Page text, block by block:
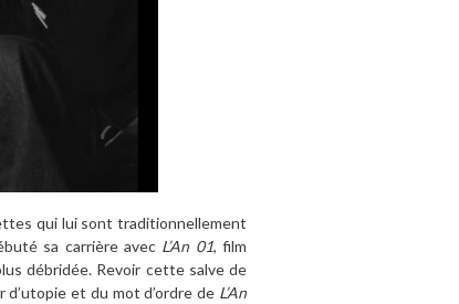
qui lui sont traditionnellement
sa carrière avec L’An 01, film
débridée. Revoir cette salve de
et du mot d’ordre de L’An